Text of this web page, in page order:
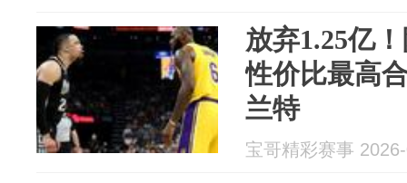
放弃1.25亿
性价比最高
兰特
宝哥精彩赛事